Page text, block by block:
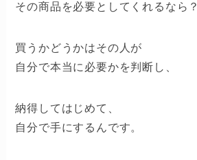
その商品を必要としてくれるなら？
買うかどうかはその人が
自分で本当に必要かを判断し、
納得してはじめて、
自分で手にするんです。